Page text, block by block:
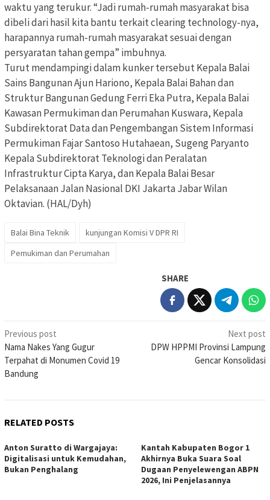
waktu yang terukur. “Jadi rumah-rumah masyarakat bisa
dibeli dari hasil kita bantu terkait clearing technology-nya,
harapannya rumah-rumah masyarakat sesuai dengan
persyaratan tahan gempa” imbuhnya.
Turut mendampingi dalam kunker tersebut Kepala Balai
Sains Bangunan Ajun Hariono, Kepala Balai Bahan dan
Struktur Bangunan Gedung Ferri Eka Putra, Kepala Balai
Kawasan Permukiman dan Perumahan Kuswara, Kepala
Subdirektorat Data dan Pengembangan Sistem Informasi
Permukiman Fajar Santoso Hutahaean, Sugeng Paryanto
Kepala Subdirektorat Teknologi dan Peralatan
Infrastruktur Cipta Karya, dan Kepala Balai Besar
Pelaksanaan Jalan Nasional DKI Jakarta Jabar Wilan
Oktavian. (HAL/Dyh)
Balai Bina Teknik
kunjungan Komisi V DPR RI
Pemukiman dan Perumahan
SHARE
Post
navigation
Previous post
Nama Nakes Yang Gugur
Terpahat di Monumen Covid 19
Bandung
Next post
DPW HPPMI Provinsi Lampung
Gencar Konsolidasi
RELATED POSTS
Anton Suratto di Wargajaya:
Digitalisasi untuk Kemudahan,
Bukan Penghalang
Kantah Kabupaten Bogor 1
Akhirnya Buka Suara Soal
Dugaan Penyelewengan ABPN
2026, Ini Penjelasannya